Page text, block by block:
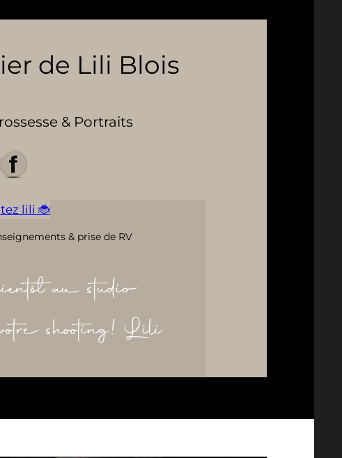
de Lili Blois
& Portraits
lili 🐞
& prise de RV
au studio
shooting! Lili